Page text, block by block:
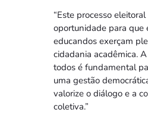
“Este processo
oportunidade para que
educandos exerçam
cidadania acadêmica.
todos é fundamental
uma gestão
valorize o diálogo e a
coletiva.”